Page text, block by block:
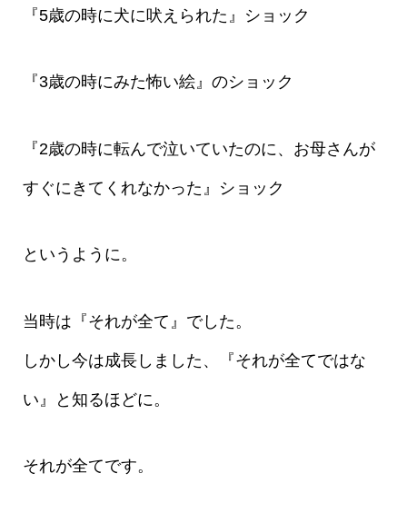
『5歳の時に犬に吠えられた』ショック
『3歳の時にみた怖い絵』のショック
『2歳の時に転んで泣いていたのに、お母さんが
すぐにきてくれなかった』ショック
というように。
当時は『それが全て』でした。
しかし今は成長しました、『それが全てではな
い』と知るほどに。
それが全てです。